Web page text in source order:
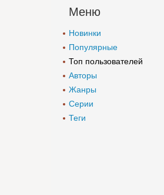
Меню
Новинки
Популярные
Топ пользователей
Авторы
Жанры
Серии
Теги